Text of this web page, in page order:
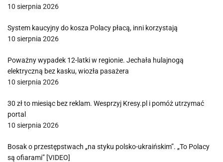
10 sierpnia 2026
System kaucyjny do kosza Polacy płacą, inni korzystają
10 sierpnia 2026
Poważny wypadek 12-latki w regionie. Jechała hulajnogą
elektryczną bez kasku, wiozła pasażera
10 sierpnia 2026
30 zł to miesiąc bez reklam. Wesprzyj Kresy.pl i pomóż utrzymać
portal
10 sierpnia 2026
Bosak o przestępstwach „na styku polsko-ukraińskim”. „To Polacy
są ofiarami” [VIDEO]